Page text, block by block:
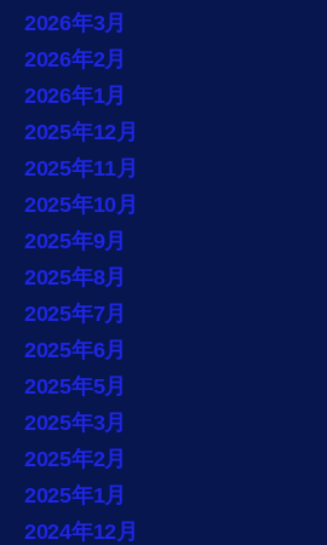
2026年3月
2026年2月
2026年1月
2025年12月
2025年11月
2025年10月
2025年9月
2025年8月
2025年7月
2025年6月
2025年5月
2025年3月
2025年2月
2025年1月
2024年12月